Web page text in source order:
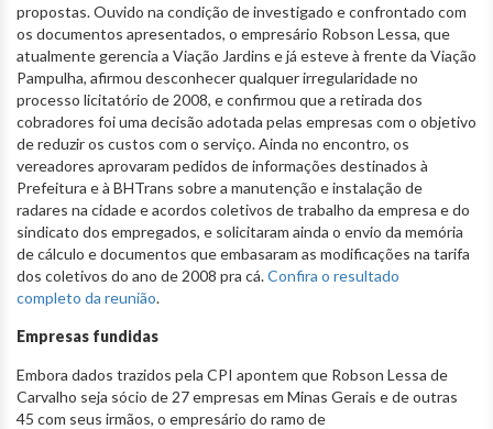
propostas. Ouvido na condição de investigado e confrontado com
os documentos apresentados, o empresário Robson Lessa, que
atualmente gerencia a Viação Jardins e já esteve à frente da Viação
Pampulha, afirmou desconhecer qualquer irregularidade no
processo licitatório de 2008, e confirmou que a retirada dos
cobradores foi uma decisão adotada pelas empresas com o objetivo
de reduzir os custos com o serviço. Ainda no encontro, os
vereadores aprovaram pedidos de informações destinados à
Prefeitura e à BHTrans sobre a manutenção e instalação de
radares na cidade e acordos coletivos de trabalho da empresa e do
sindicato dos empregados, e solicitaram ainda o envio da memória
de cálculo e documentos que embasaram as modificações na tarifa
dos coletivos do ano de 2008 pra cá.Confira o resultado
completo da reunião.
Empresas fundidas
Embora dados trazidos pela CPI apontem que Robson Lessa de
Carvalho seja sócio de 27 empresas em Minas Gerais e de outras
45 com seus irmãos, o empresário do ramo de